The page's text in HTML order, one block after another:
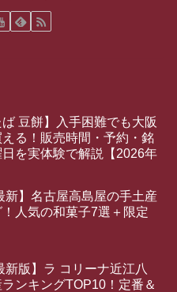
ば 豆餅】入手困難でも大阪
る！販売時間・予約・銘
を実体験で解説【2026年
新】名古屋高島屋の手土産
人気の和菓子7選＋限定
新版】ラ コリーナ近江八
ンキングTOP10！定番＆